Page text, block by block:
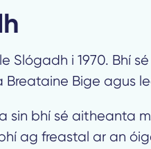
Slógadh i 1970. Bhí
Breataine Bige agus
sin bhí sé aitheanta
ag freastal ar an